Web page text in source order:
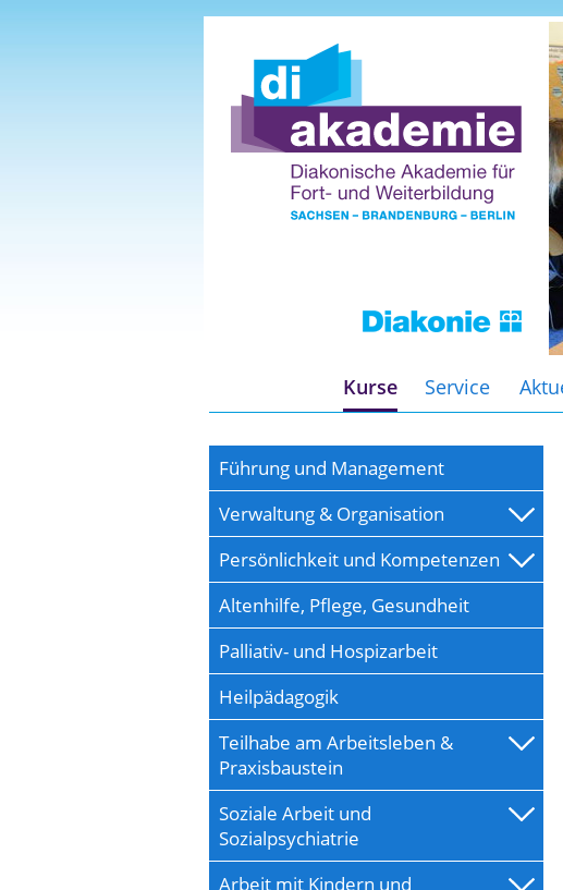
Kurse Service
Führung und Management
Verwaltung & Organisation
Persönlichkeit und Kompetenzen
Altenhilfe, Pflege, Gesundheit
Palliativ- und Hospizarbeit
Heilpädagogik
Teilhabe am Arbeitsleben &
Praxisbaustein
Soziale Arbeit und
Sozialpsychiatrie
Arbeit mit Kindern und